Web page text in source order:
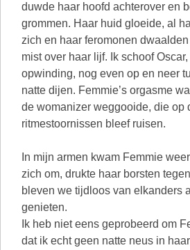
duwde haar hoofd achterover en
grommen. Haar huid gloeide, al
zich en haar feromonen
mist over haar lijf. Ik schoof
opwinding, nog even op en neer
natte dijen. Femmie’s orgasme
de womanizer weggooide, die op
ritmestoornissen bleef ruisen.
In mijn armen kwam Femmie
zich om, drukte haar borsten
bleven we tijdloos van elkanders
genieten.
Ik heb niet eens geprobeerd om
dat ik echt geen natte neus in